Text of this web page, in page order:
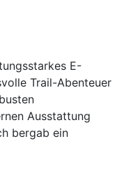
E-
Trail-Abenteuer
Ausstattung
bergab ein